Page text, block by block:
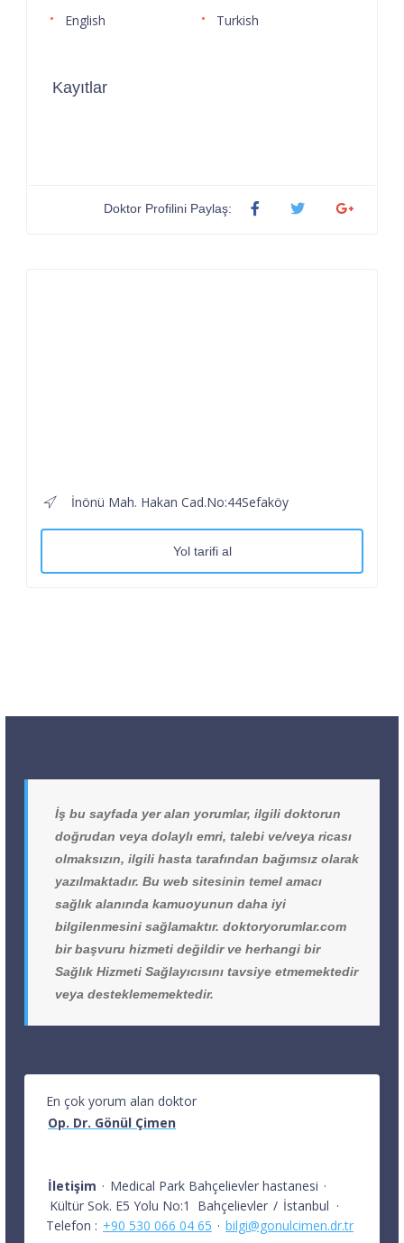
English Turkish
Kayıtlar
Doktor Profilini Paylaş:
İnönü Mah. Hakan Cad.No:44Sefaköy
Yol tarifi al
İş bu sayfada yer alan yorumlar, ilgili doktorun
doğrudan veya dolaylı emri, talebi ve/veya ricası
olmaksızın, ilgili hasta tarafından bağımsız olarak
yazılmaktadır. Bu web sitesinin temel amacı
sağlık alanında kamuoyunun daha iyi
bilgilenmesini sağlamaktır. doktoryorumlar.com
bir başvuru hizmeti değildir ve herhangi bir
Sağlık Hizmeti Sağlayıcısını tavsiye etmemektedir
veya desteklememektedir.
En çok yorum alan doktor
Op. Dr. Gönül Çimen
İletişim · Medical Park Bahçelievler hastanesi ·
Kültür Sok. E5 Yolu No:1
Bahçelievler / İstanbul ·
Telefon : +90 530 066 04 65 · bilgi@gonulcimen.dr.tr